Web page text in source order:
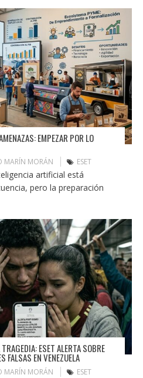
EMPEZAR POR LO
MARÍN MORÁN ESET
artificial está
pero la preparación
ESET ALERTA SOBRE
FALSAS EN VENEZUELA
MARÍN MORÁN ESET